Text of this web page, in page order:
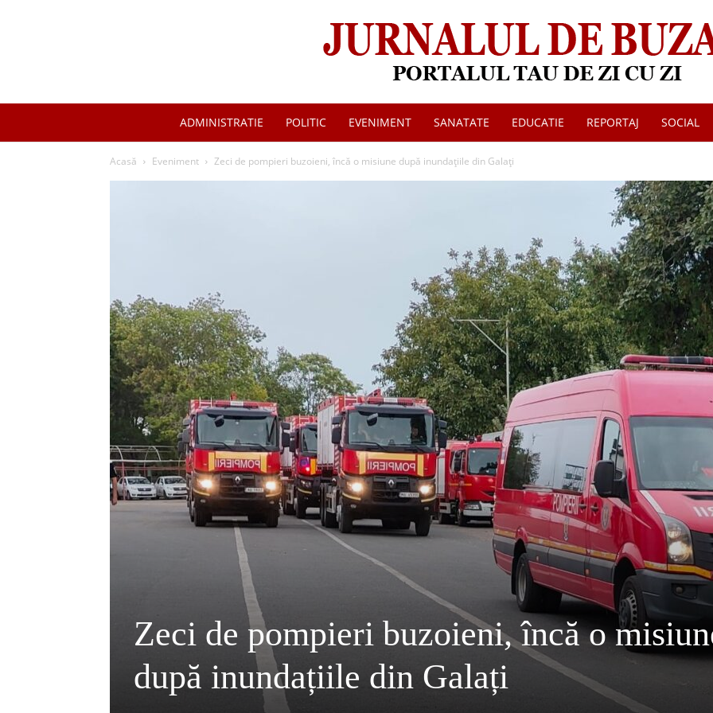
Jurnalul
de
Buzau
ADMINISTRATIE POLITIC EVENIMENT SANATATE EDUCATIE REPORTAJ SOCIAL
Acasă Eveniment Zeci de pompieri buzoieni, încă o misiune după inundațiile din Galați
Zeci de pompieri buzoieni, încă o
după inundațiile din Galați